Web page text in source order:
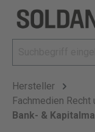
Hersteller
Fachmedien
Bank- &